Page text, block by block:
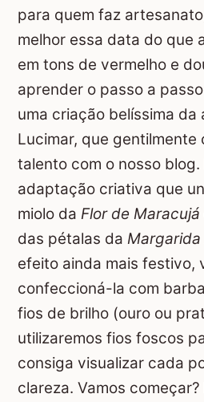
para quem faz
melhor essa data do que
em tons de vermelho e
aprender o passo a
uma criação belíssima da
Lucimar, que gentilmente
talento com o nosso blog.
adaptação criativa que
miolo da Flor de Maracujá
das pétalas da Margarida
efeito ainda mais festivo,
confeccioná-la com
fios de brilho (ouro ou
utilizaremos fios foscos
consiga visualizar cada
clareza. Vamos começar?